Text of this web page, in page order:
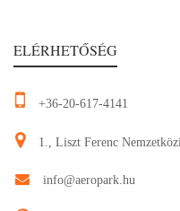
ELÉRHETŐSÉG
+36-20-617-4141
1., Liszt Ferenc
info@aeropark.hu